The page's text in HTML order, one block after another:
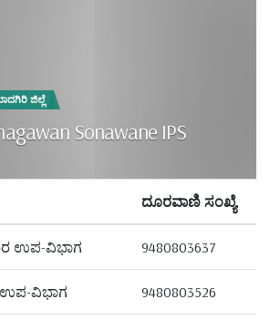
ಜಿಲ್ಲೆ
Sonawane IPS
ದೂರವಾಣಿ ಸಂಖ್ಯೆ
ಉಪ-ವಿಭಾಗ 9480803637
ವಿಭಾಗ 9480803526